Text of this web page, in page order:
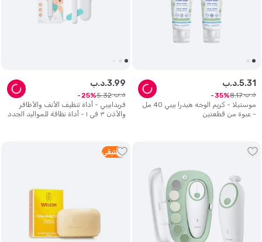
موستيلا - كريم الوجه هيدرا بيبي 40 مل
- عبوة من قطعتين
د.ب.5.31
د.ب. 8.17
35
فريدابيبي - أداة تنظيف الأنف والأظافر
والأذن ٣ في ١ - أداة نظافة للمواليد الجدد
د.ب.3.99
د.ب. 5.32
25
4 متبقي